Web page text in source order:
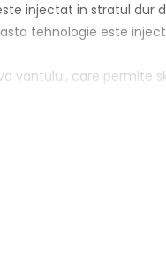
injectat in stratul
tehnologie este
vantului, care
a casca